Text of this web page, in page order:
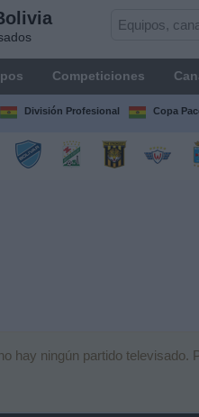
Competiciones
División Profesional Copa
hay ningún partido televisado.